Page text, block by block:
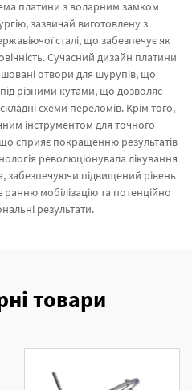
платини з воларним замком
зазвичай виготовлену з
сталі, що забезпечує як
Сучасний дизайн платини
отвори для шурупів, що
різними кутами, що дозволяє
схеми переломів. Крім того,
інструментом для точного
сприяє покращенню результатів
революціонувала лікування
забезпечуючи підвищений рівень
ранню мобілізацію та потенційно
результати.
товари